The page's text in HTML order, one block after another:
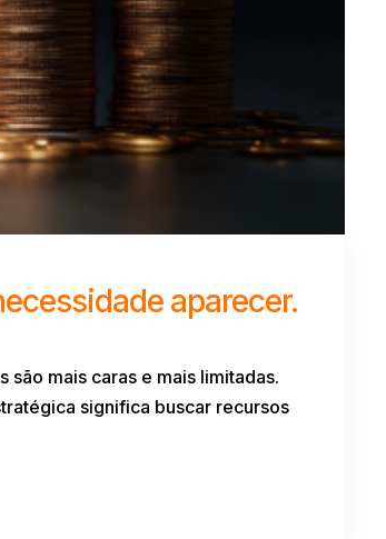
aparecer.
mais caras e mais limitadas.
significa buscar recursos